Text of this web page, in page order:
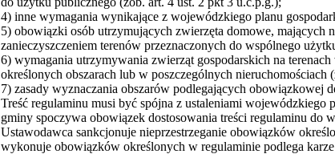
4) inne wymagania wynikające z wojewódzkiego planu
5) obowiązki osób utrzymujących zwierzęta domowe, mających
zanieczyszczeniem terenów przeznaczonych do wspólnego
6) wymagania utrzymywania zwierząt gospodarskich na
określonych obszarach lub w poszczególnych nieruchomościach
7) zasady wyznaczania obszarów podlegających obowiązkowej
Treść regulaminu musi być spójna z ustaleniami
gminy spoczywa obowiązek dostosowania treści regulaminu do
Ustawodawca sankcjonuje nieprzestrzeganie obowiązków
wykonuje obowiązków określonych w regulaminie podlega